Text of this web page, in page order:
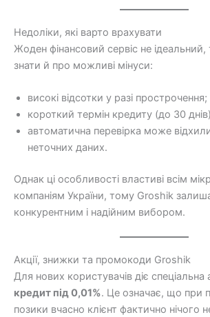
Недоліки, які варто врахувати
Жоден фінансовий сервіс не
знати й про можливі мінуси:
високі відсотки у разі прострочення;
короткий термін кредиту (до 30
автоматична перевірка може
неточних даних.
Однак ці особливості властиві всім
компаніям України, тому Groshik
конкурентним і надійним вибором.
Акції, знижки та промокоди Groshik
Для нових користувачів діє спеціальна
кредит під 0,01%. Це означає, що при
позики вчасно клієнт фактично нічого